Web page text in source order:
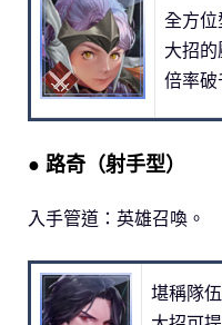
全方位
大招
倍率破
● 路奇（射手型）
入手管道：英雄召喚。
堪稱隊